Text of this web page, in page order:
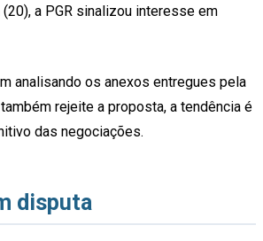
a PGR sinalizou interesse em
analisando os anexos entregues pela
rejeite a proposta, a tendência é
das negociações.
disputa